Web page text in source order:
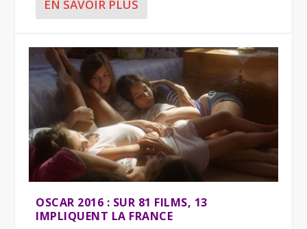
EN SAVOIR PLUS
OSCAR 2016 : SUR 81 FILMS, 13
IMPLIQUENT LA FRANCE